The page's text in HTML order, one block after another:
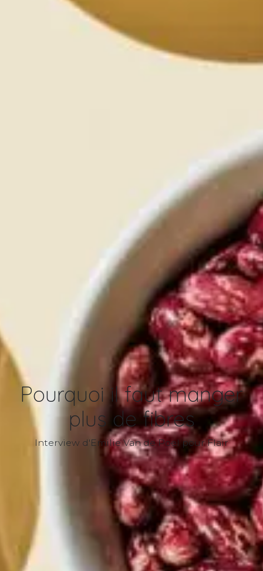
Pourquoi il faut manger
plus de fibres
Interview d'Emilie Van de Poel pour Flair